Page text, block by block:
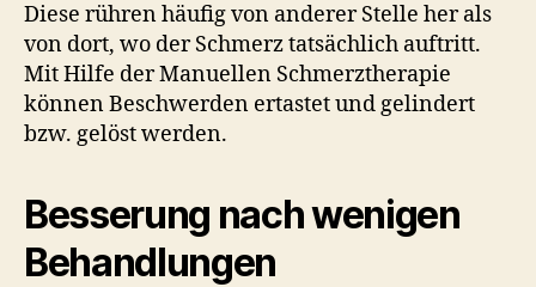
Diese rühren häufig von anderer Stelle her als
von dort, wo der Schmerz tatsächlich auftritt.
Mit Hilfe der Manuellen Schmerztherapie
können Beschwerden ertastet und gelindert
bzw. gelöst werden.
Besserung nach wenigen
Behandlungen